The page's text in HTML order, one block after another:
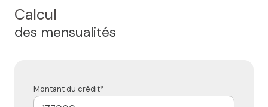
Calcul
des mensualités
Montant du crédit*